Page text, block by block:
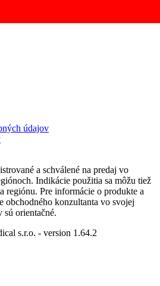
údajov
a schválené na predaj vo
Indikácie použitia sa môžu tiež
Pre informácie o produkte a
obchodného konzultanta vo svojej
orientačné.
s.r.o. - version 1.64.2